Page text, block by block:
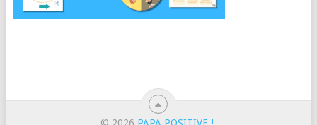
© 2026 PAPA POSITIVE !